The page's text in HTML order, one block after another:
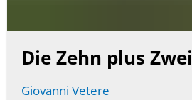
Die Zehn plus Zwei
Giovanni Vetere